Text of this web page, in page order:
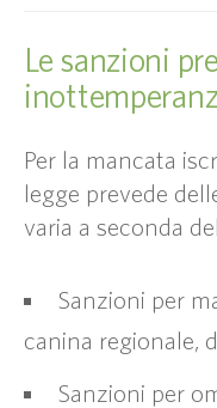
Le sanzioni
Per la mancata
legge prevede
varia a seconda
Sanzioni per
canina regionale,
Sanzioni per